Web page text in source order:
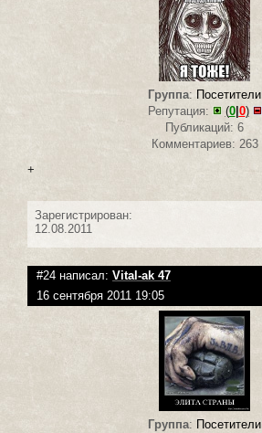
Группа: Посетители
Репутация:
(0|0)
Публикаций: 6
Комментариев: 263
+
Зарегистрирован:
12.08.2011
#24 написал: Vital-ak 47
16 сентября 2011 19:05
Группа: Посетители